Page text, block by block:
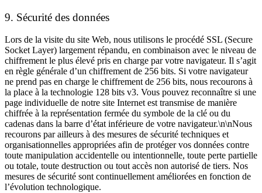
9. Sécurité des données
Lors de la visite du site Web, nous utilisons le procédé SSL (Secure
Socket Layer) largement répandu, en combinaison avec le niveau de
chiffrement le plus élevé pris en charge par votre navigateur. Il s’agit
en règle générale d’un chiffrement de 256 bits. Si votre navigateur
ne prend pas en charge le chiffrement de 256 bits, nous recourons à
la place à la technologie 128 bits v3. Vous pouvez reconnaître si une
page individuelle de notre site Internet est transmise de manière
chiffrée à la représentation fermée du symbole de la clé ou du
cadenas dans la barre d’état inférieure de votre navigateur.\n\nNous
recourons par ailleurs à des mesures de sécurité techniques et
organisationnelles appropriées afin de protéger vos données contre
toute manipulation accidentelle ou intentionnelle, toute perte partielle
ou totale, toute destruction ou tout accès non autorisé de tiers. Nos
mesures de sécurité sont continuellement améliorées en fonction de
l’évolution technologique.